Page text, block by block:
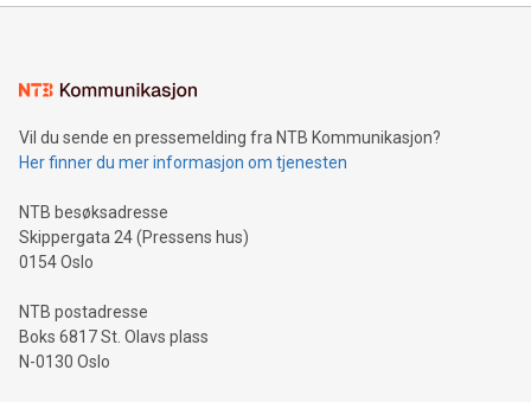
Vil du sende en pressemelding fra NTB Kommunikasjon?
Her finner du mer informasjon om tjenesten
NTB besøksadresse
Skippergata 24 (Pressens hus)
0154 Oslo
NTB postadresse
Boks 6817 St. Olavs plass
N-0130 Oslo